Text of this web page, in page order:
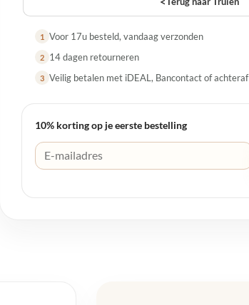
1 Voor 17u besteld, vandaag verzonden
2 14 dagen retourneren
3 Veilig betalen met iDEAL, Bancontact of achteraf
10% korting op je eerste bestelling